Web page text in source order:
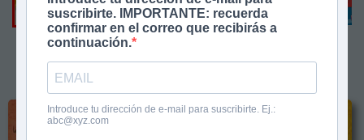
suscribirte. IMPORTANTE: recuerda
confirmar en el correo que recibirás a
continuación.
Introduce tu dirección de e-mail para suscribirte. Ej.:
abc@xyz.com